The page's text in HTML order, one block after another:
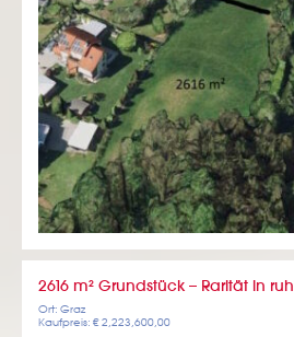
2616 m² Grundstück – Rarität in
Ort: Graz
Kaufpreis: € 2,223,600,00